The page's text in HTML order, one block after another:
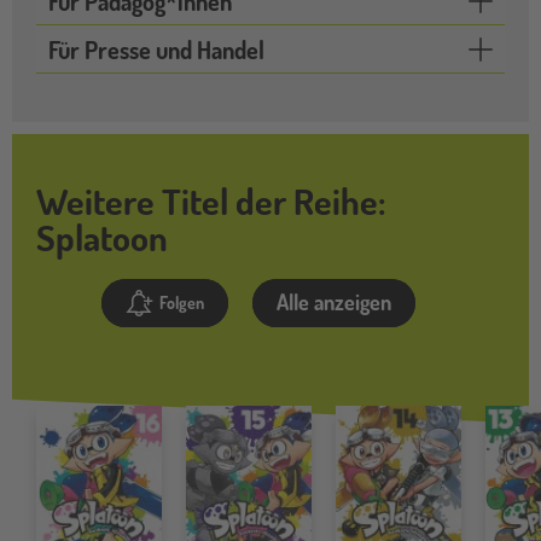
Für Presse und Handel
Weitere Titel der Reihe:
Splatoon
Folgen Alle anzeigen